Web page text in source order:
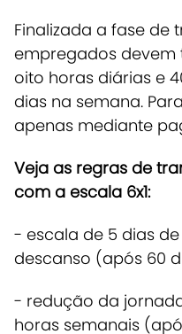
Finalizada a fase de
empregados devem
oito horas diárias e
dias na semana.
apenas mediante
Veja as regras de
com a escala 6x1:
- escala de 5 dias
descanso (após 60
- redução da
horas semanais